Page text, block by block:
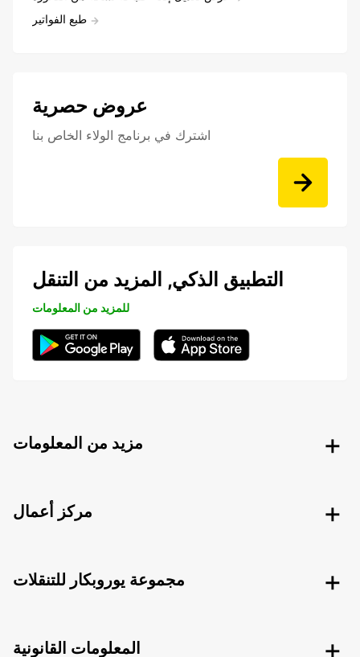
طبع الفواتير
عروض حصرية
اشترك في برنامج الولاء الخاص بنا
التطبيق الذكي, المزيد من التنقل
للمزيد من المعلومات
مزيد من المعلومات
مركز أعمال
مجموعة يوروبكار للتنقلات
المعلومات القانونية